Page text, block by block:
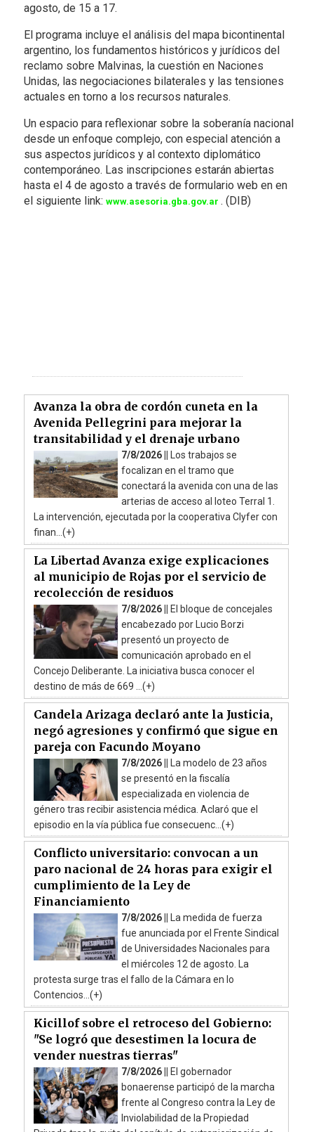
agosto, de 15 a 17.
El programa incluye el análisis del mapa bicontinental
argentino, los fundamentos históricos y jurídicos del
reclamo sobre Malvinas, la cuestión en Naciones
Unidas, las negociaciones bilaterales y las tensiones
actuales en torno a los recursos naturales.
Un espacio para reflexionar sobre la soberanía nacional
desde un enfoque complejo, con especial atención a
sus aspectos jurídicos y al contexto diplomático
contemporáneo. Las inscripciones estarán abiertas
hasta el 4 de agosto a través de formulario web en en
el siguiente link: www.asesoria.gba.gov.ar . (DIB)
Avanza la obra de cordón cuneta en la
Avenida Pellegrini para mejorar la
transitabilidad y el drenaje urbano
7/8/2026 ||
Los trabajos se
focalizan en el tramo que
conectará la avenida con una de las
arterias de acceso al loteo Terral 1.
La intervención, ejecutada por la cooperativa Clyfer con
finan...(+)
La Libertad Avanza exige explicaciones
al municipio de Rojas por el servicio de
recolección de residuos
7/8/2026 ||
El bloque de concejales
encabezado por Lucio Borzi
presentó un proyecto de
comunicación aprobado en el
Concejo Deliberante. La iniciativa busca conocer el
destino de más de 669 ...(+)
Candela Arizaga declaró ante la Justicia,
negó agresiones y confirmó que sigue en
pareja con Facundo Moyano
7/8/2026 ||
La modelo de 23 años
se presentó en la fiscalía
especializada en violencia de
género tras recibir asistencia médica. Aclaró que el
episodio en la vía pública fue consecuenc...(+)
Conflicto universitario: convocan a un
paro nacional de 24 horas para exigir el
cumplimiento de la Ley de
Financiamiento
7/8/2026 ||
La medida de fuerza
fue anunciada por el Frente Sindical
de Universidades Nacionales para
el miércoles 12 de agosto. La
protesta surge tras el fallo de la Cámara en lo
Contencios...(+)
Kicillof sobre el retroceso del Gobierno:
"Se logró que desestimen la locura de
vender nuestras tierras"
7/8/2026 ||
El gobernador
bonaerense participó de la marcha
frente al Congreso contra la Ley de
Inviolabilidad de la Propiedad